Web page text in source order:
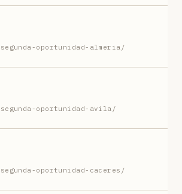
oportunidad-almeria/
oportunidad-avila/
oportunidad-caceres/